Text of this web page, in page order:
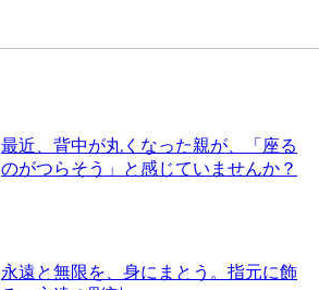
最近、背中が丸くなった親が、「座る
のがつらそう」と感じていませんか？
永遠と無限を、身にまとう。指元に飾